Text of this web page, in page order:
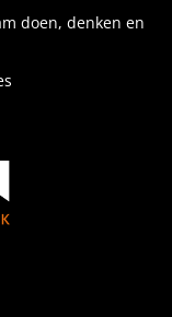
doen, denken en